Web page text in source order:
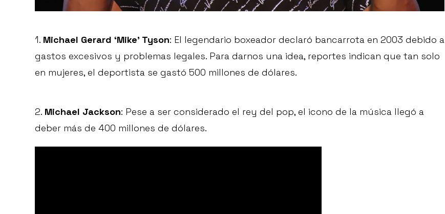
1. Michael Gerard ‘Mike’ Tyson: El legendario boxeador declaró bancarrota en 2003 debido a
gastos excesivos y problemas legales. Para darnos una idea, reportes indican que tan solo
en mujeres, el deportista se gastó 500 millones de dólares.
2. Michael Jackson: Pese a ser considerado el rey del pop, el icono de la música llegó a
deber más de 400 millones de dólares.